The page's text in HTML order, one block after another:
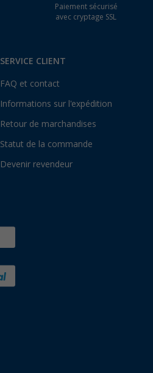
Paiement sécurisé
avec cryptage SSL
SERVICE CLIENT
FAQ et contact
Informations sur l'expédition
Retour de marchandises
Statut de la commande
Devenir revendeur